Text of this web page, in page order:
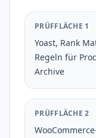
PRÜFFLÄCHE 1
Yoast, Rank
Regeln für
Archive
PRÜFFLÄCHE 2